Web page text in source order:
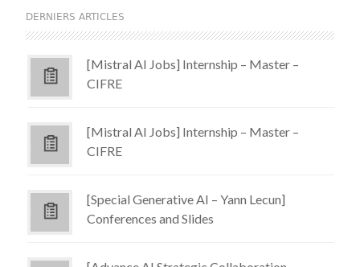
DERNIERS ARTICLES
[Mistral AI Jobs] Internship – Master –
CIFRE
[Mistral AI Jobs] Internship – Master –
CIFRE
[Special Generative AI – Yann Lecun]
Conferences and Slides